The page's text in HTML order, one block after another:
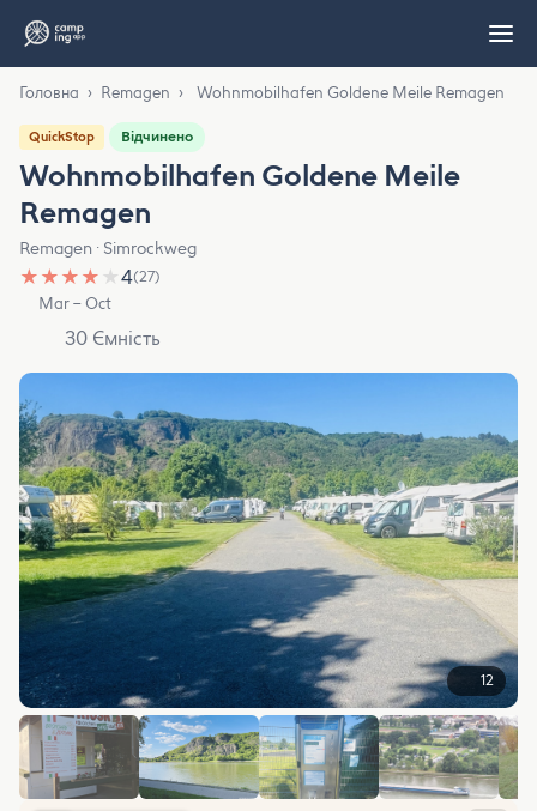
Головна › Remagen › Wohnmobilhafen Goldene Meile Remagen
QuickStop Відчинено
Wohnmobilhafen Goldene Meile
Remagen
Remagen · Simrockweg
★ ★ ★ ★ ★4(27)
Mar – Oct
30 Ємність
12